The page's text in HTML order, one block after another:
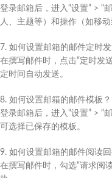
登录邮箱后，进入“设置” > “
人、主题等）和操作（如移
7. 如何设置邮箱的邮件定时发
在撰写邮件时，点击“定时发
定时间自动发送。
8. 如何设置邮箱的邮件模板？
登录邮箱后，进入“设置” > “
可选择已保存的模板。
9. 如何设置邮箱的邮件阅读回
在撰写邮件时，勾选“请求阅